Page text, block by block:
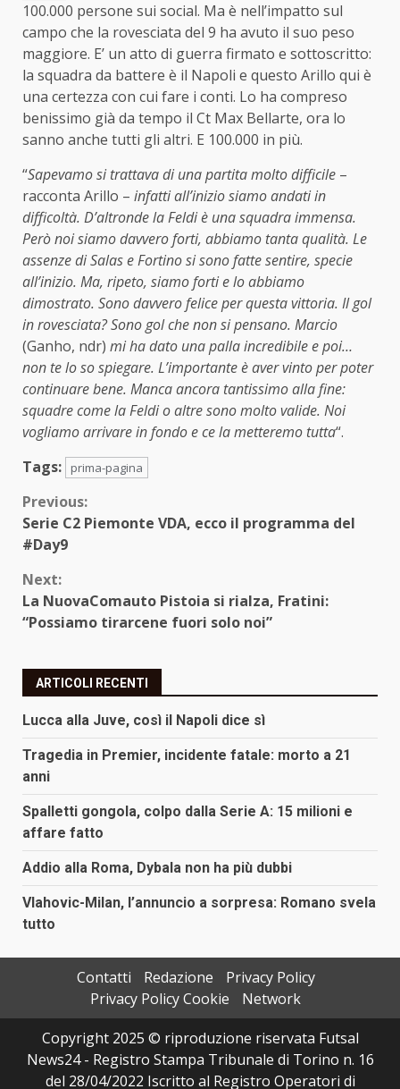
100.000 persone sui social. Ma è nell’impatto sul
campo che la rovesciata del 9 ha avuto il suo peso
maggiore. E’ un atto di guerra firmato e sottoscritto:
la squadra da battere è il Napoli e questo Arillo qui è
una certezza con cui fare i conti. Lo ha compreso
benissimo già da tempo il Ct Max Bellarte, ora lo
sanno anche tutti gli altri. E 100.000 in più.
“Sapevamo si trattava di una partita molto difficile –
racconta Arillo – infatti all’inizio siamo andati in
difficoltà. D’altronde la Feldi è una squadra immensa.
Però noi siamo davvero forti, abbiamo tanta qualità. Le
assenze di Salas e Fortino si sono fatte sentire, specie
all’inizio. Ma, ripeto, siamo forti e lo abbiamo
dimostrato. Sono davvero felice per questa vittoria. Il gol
in rovesciata? Sono gol che non si pensano. Marcio
(Ganho, ndr) mi ha dato una palla incredibile e poi…
non te lo so spiegare. L’importante è aver vinto per poter
continuare bene. Manca ancora tantissimo alla fine:
squadre come la Feldi o altre sono molto valide. Noi
vogliamo arrivare in fondo e ce la metteremo tutta“.
Tags:
prima-pagina
Continue
Reading
Previous:
Serie C2 Piemonte VDA, ecco il programma del
#Day9
Next:
La NuovaComauto Pistoia si rialza, Fratini:
“Possiamo tirarcene fuori solo noi”
ARTICOLI RECENTI
Lucca alla Juve, così il Napoli dice sì
Tragedia in Premier, incidente fatale: morto a 21
anni
Spalletti gongola, colpo dalla Serie A: 15 milioni e
affare fatto
Addio alla Roma, Dybala non ha più dubbi
Vlahovic-Milan, l’annuncio a sorpresa: Romano svela
tutto
Contatti Redazione
Privacy Policy
Privacy Policy Cookie
Network
Copyright 2025 © riproduzione riservata Futsal
News24 - Registro Stampa Tribunale di Torino n. 16
del 28/04/2022 Iscritto al Registro Operatori di